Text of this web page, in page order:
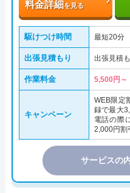
料金詳細を見る
駆けつけ時間 最短20分
出張見積もり 出張見積
作業料金 5,500円～
キャンペーン
WEB限定
録で最大
電話の際
2,000円割
サービスの